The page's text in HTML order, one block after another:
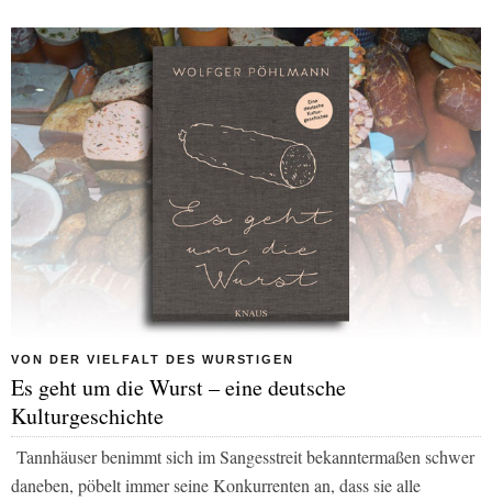
VON DER VIELFALT DES WURSTIGEN
Es geht um die Wurst – eine deutsche
Kulturgeschichte
Tannhäuser benimmt sich im Sangesstreit bekanntermaßen schwer
daneben, pöbelt immer seine Konkurrenten an, dass sie alle